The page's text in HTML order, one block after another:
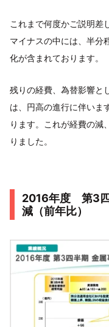
これまで何度かご説明差
マイナスの中には、半分
化が含まれております。
残りの経費、為替影響と
は、円高の進行に伴いま
ります。これが経費の減
りました。
2016年度 第3
減（前年比）